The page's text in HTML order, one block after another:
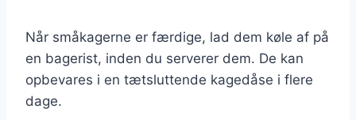
Når småkagerne er færdige, lad dem køle af på
en bagerist, inden du serverer dem. De kan
opbevares i en tætsluttende kagedåse i flere
dage.